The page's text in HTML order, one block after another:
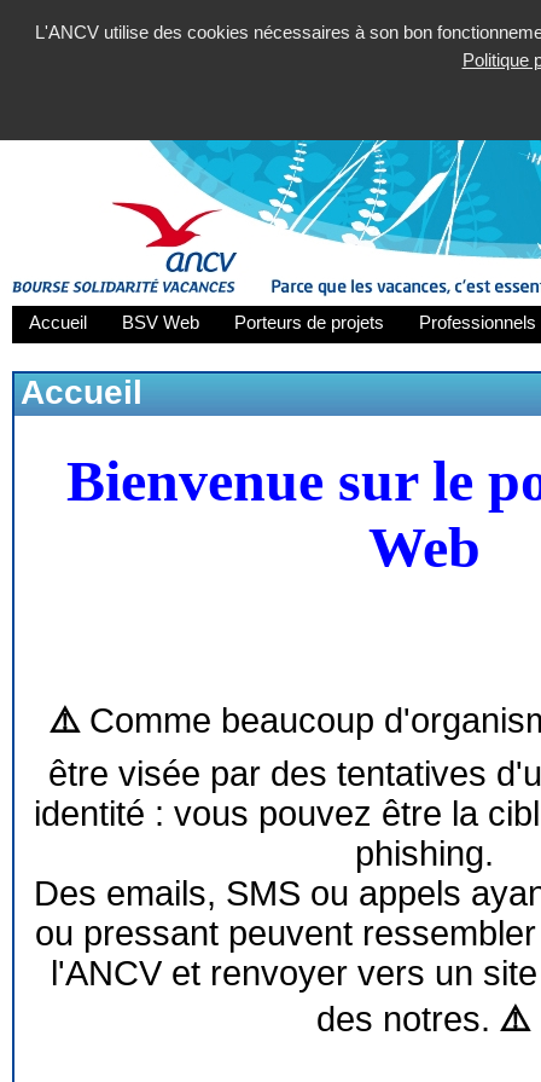
L'ANCV utilise des cookies nécessaires à son bon
Politique
Accueil BSV Web Porteurs de projets
Accueil
Bienvenue sur le
Web
⚠️ Comme beaucoup
être visée par des tentatives
identité : vous pouvez être la
phishing.
Des emails, SMS ou appels
ou pressant peuvent
l'ANCV et renvoyer vers un
des notres. ⚠️